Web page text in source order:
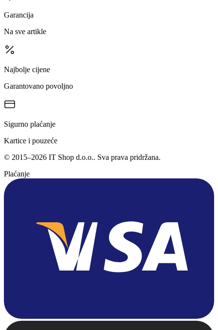
Garancija
Na sve artikle
Najbolje cijene
Garantovano povoljno
Sigurno plaćanje
Kartice i pouzeće
© 2015–2026 IT Shop d.o.o.. Sva prava pridržana.
Plaćanje